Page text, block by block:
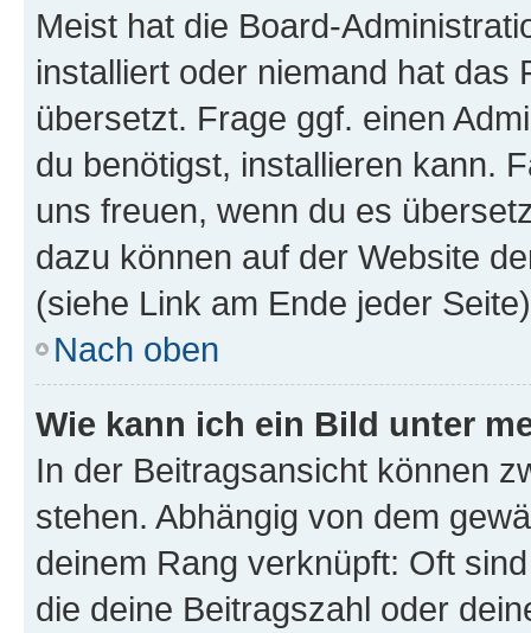
Meist hat die Board-
installiert oder niemand hat das
übersetzt. Frage ggf. einen
du benötigst, installieren kann.
uns freuen, wenn du es
dazu können auf der Website
(siehe Link am Ende jeder
Nach oben
Wie kann ich ein Bild unter
In der Beitragsansicht können
stehen. Abhängig von dem
deinem Rang verknüpft: Oft
die deine Beitragszahl oder